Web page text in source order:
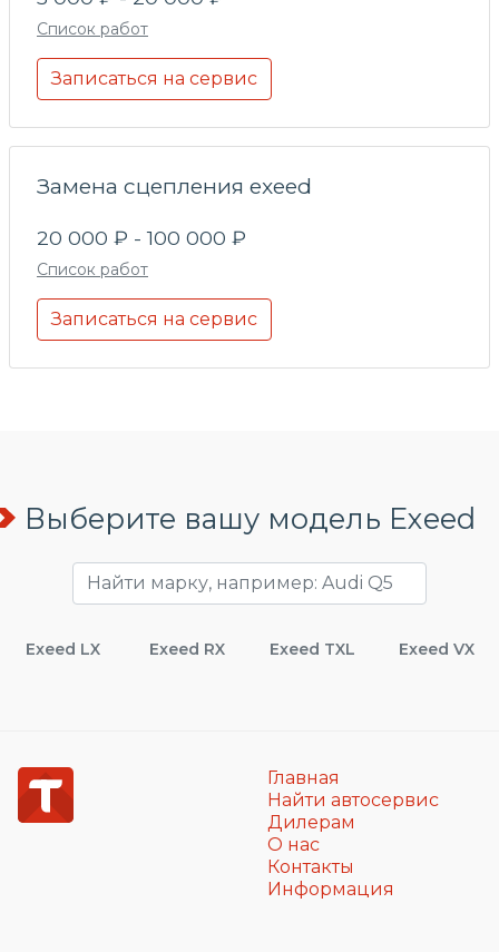
Список работ
Записаться на сервис
Замена сцепления exeed
20 000 ₽ - 100 000 ₽
Список работ
Записаться на сервис
Выберите вашу модель Exeed
Exeed LX Exeed RX Exeed TXL Exeed VX
Главная
Найти автосервис
Дилерам
О нас
Контакты
Информация